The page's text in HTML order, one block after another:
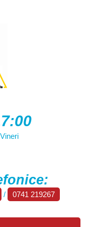
/ 0741 219267